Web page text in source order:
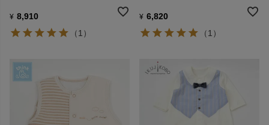
¥ 8,910
（1）
¥ 6,820
（1）